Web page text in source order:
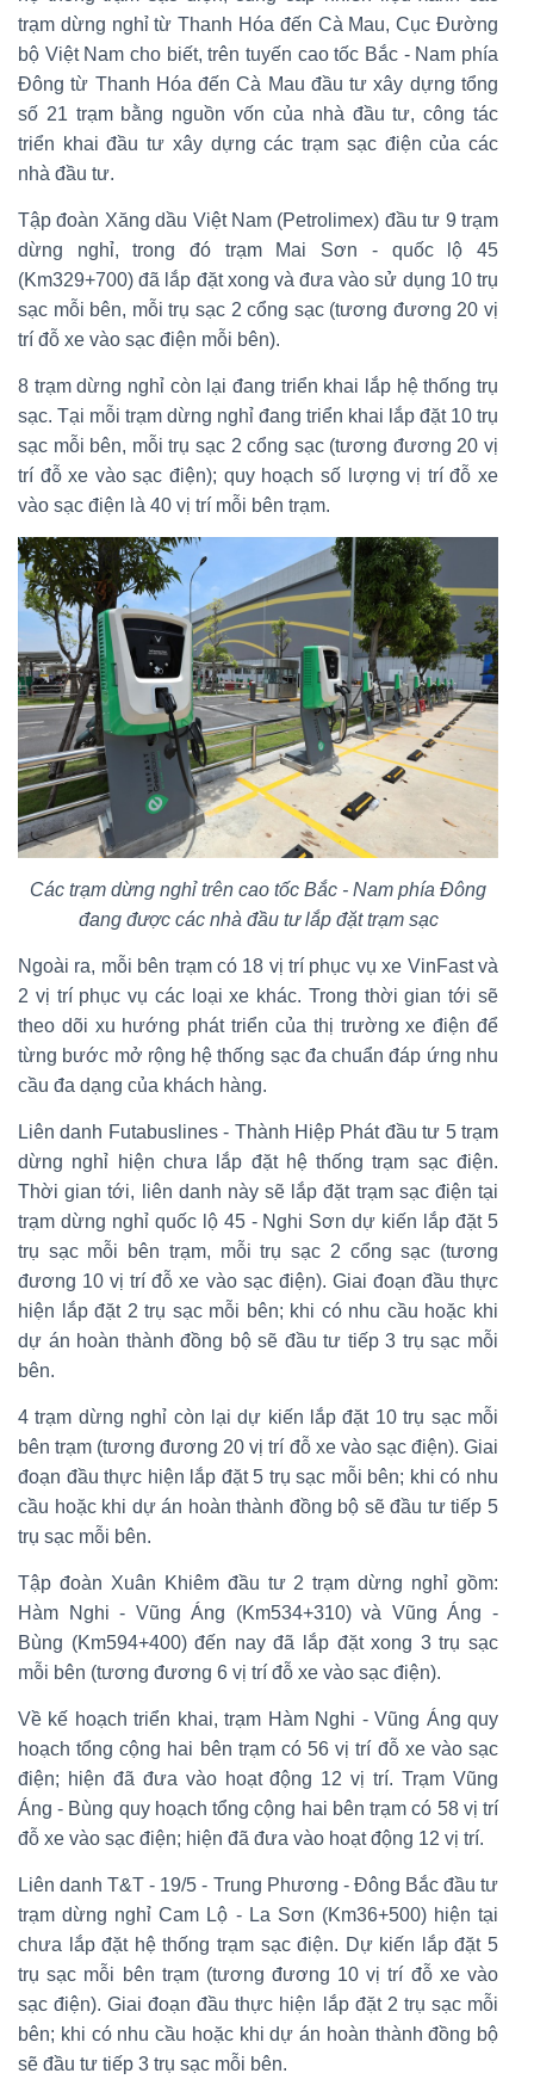
trạm dừng nghỉ từ Thanh Hóa đến Cà Mau, Cục Đường
bộ Việt Nam cho biết, trên tuyến cao tốc Bắc - Nam phía
Đông từ Thanh Hóa đến Cà Mau đầu tư xây dựng tổng
số 21 trạm bằng nguồn vốn của nhà đầu tư, công tác
triển khai đầu tư xây dựng các trạm sạc điện của các
nhà đầu tư.
Tập đoàn Xăng dầu Việt Nam (Petrolimex) đầu tư 9 trạm
dừng nghỉ, trong đó trạm Mai Sơn - quốc lộ 45
(Km329+700) đã lắp đặt xong và đưa vào sử dụng 10 trụ
sạc mỗi bên, mỗi trụ sạc 2 cổng sạc (tương đương 20 vị
trí đỗ xe vào sạc điện mỗi bên).
8 trạm dừng nghỉ còn lại đang triển khai lắp hệ thống trụ
sạc. Tại mỗi trạm dừng nghỉ đang triển khai lắp đặt 10 trụ
sạc mỗi bên, mỗi trụ sạc 2 cổng sạc (tương đương 20 vị
trí đỗ xe vào sạc điện); quy hoạch số lượng vị trí đỗ xe
vào sạc điện là 40 vị trí mỗi bên trạm.
Các trạm dừng nghỉ trên cao tốc Bắc - Nam phía Đông
đang được các nhà đầu tư lắp đặt trạm sạc
Ngoài ra, mỗi bên trạm có 18 vị trí phục vụ xe VinFast và
2 vị trí phục vụ các loại xe khác. Trong thời gian tới sẽ
theo dõi xu hướng phát triển của thị trường xe điện để
từng bước mở rộng hệ thống sạc đa chuẩn đáp ứng nhu
cầu đa dạng của khách hàng.
Liên danh Futabuslines - Thành Hiệp Phát đầu tư 5 trạm
dừng nghỉ hiện chưa lắp đặt hệ thống trạm sạc điện.
Thời gian tới, liên danh này sẽ lắp đặt trạm sạc điện tại
trạm dừng nghỉ quốc lộ 45 - Nghi Sơn dự kiến lắp đặt 5
trụ sạc mỗi bên trạm, mỗi trụ sạc 2 cổng sạc (tương
đương 10 vị trí đỗ xe vào sạc điện). Giai đoạn đầu thực
hiện lắp đặt 2 trụ sạc mỗi bên; khi có nhu cầu hoặc khi
dự án hoàn thành đồng bộ sẽ đầu tư tiếp 3 trụ sạc mỗi
bên.
4 trạm dừng nghỉ còn lại dự kiến lắp đặt 10 trụ sạc mỗi
bên trạm (tương đương 20 vị trí đỗ xe vào sạc điện). Giai
đoạn đầu thực hiện lắp đặt 5 trụ sạc mỗi bên; khi có nhu
cầu hoặc khi dự án hoàn thành đồng bộ sẽ đầu tư tiếp 5
trụ sạc mỗi bên.
Tập đoàn Xuân Khiêm đầu tư 2 trạm dừng nghỉ gồm:
Hàm Nghi - Vũng Áng (Km534+310) và Vũng Áng -
Bùng (Km594+400) đến nay đã lắp đặt xong 3 trụ sạc
mỗi bên (tương đương 6 vị trí đỗ xe vào sạc điện).
Về kế hoạch triển khai, trạm Hàm Nghi - Vũng Áng quy
hoạch tổng cộng hai bên trạm có 56 vị trí đỗ xe vào sạc
điện; hiện đã đưa vào hoạt động 12 vị trí. Trạm Vũng
Áng - Bùng quy hoạch tổng cộng hai bên trạm có 58 vị trí
đỗ xe vào sạc điện; hiện đã đưa vào hoạt động 12 vị trí.
Liên danh T&T - 19/5 - Trung Phương - Đông Bắc đầu tư
trạm dừng nghỉ Cam Lộ - La Sơn (Km36+500) hiện tại
chưa lắp đặt hệ thống trạm sạc điện. Dự kiến lắp đặt 5
trụ sạc mỗi bên trạm (tương đương 10 vị trí đỗ xe vào
sạc điện). Giai đoạn đầu thực hiện lắp đặt 2 trụ sạc mỗi
bên; khi có nhu cầu hoặc khi dự án hoàn thành đồng bộ
sẽ đầu tư tiếp 3 trụ sạc mỗi bên.